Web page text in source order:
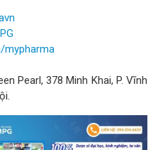
mypharma
Pearl, 378 Minh Khai, P. Vĩnh